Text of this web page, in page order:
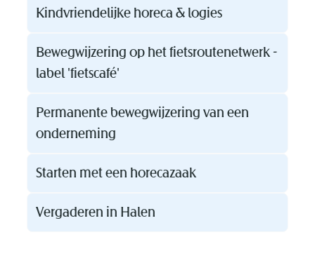
Kindvriendelijke horeca & logies
Bewegwijzering op het fietsroutenetwerk -
label 'fietscafé'
Permanente bewegwijzering van een
onderneming
Starten met een horecazaak
Vergaderen in Halen